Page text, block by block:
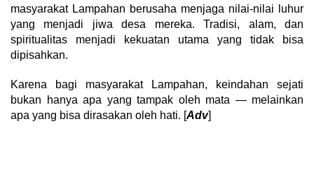
masyarakat Lampahan berusaha menjaga nilai-nilai luhur
yang menjadi jiwa desa mereka. Tradisi, alam, dan
spiritualitas menjadi kekuatan utama yang tidak bisa
dipisahkan.
Karena bagi masyarakat Lampahan, keindahan sejati
bukan hanya apa yang tampak oleh mata — melainkan
apa yang bisa dirasakan oleh hati. [Adv]